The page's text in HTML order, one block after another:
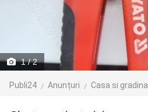
1/ 2
Publi24 Anunțuri Casa si gradina